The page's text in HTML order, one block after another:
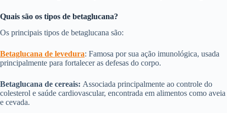
Quais são os tipos de betaglucana?
Os principais tipos de betaglucana são:
Betaglucana de levedura: Famosa por sua ação imunológica, usada
principalmente para fortalecer as defesas do corpo.
Betaglucana de cereais: Associada principalmente ao controle do
colesterol e saúde cardiovascular, encontrada em alimentos como aveia
e cevada.